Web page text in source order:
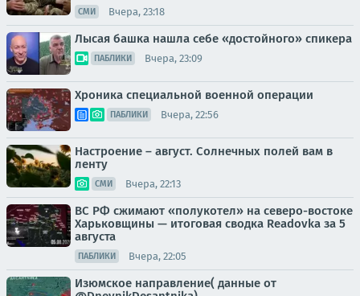
СМИ Вчера, 23:18
Лысая башка нашла себе «достойного» спикера
ПАБЛИКИ Вчера, 23:09
Хроника специальной военной операции
ПАБЛИКИ Вчера, 22:56
Настроение – август. Солнечных полей вам в
ленту
СМИ Вчера, 22:13
ВС РФ сжимают «полукотел» на северо-востоке
Харьковщины — итоговая сводка Readovka за 5
августа
ПАБЛИКИ Вчера, 22:05
Изюмское направление( данные от